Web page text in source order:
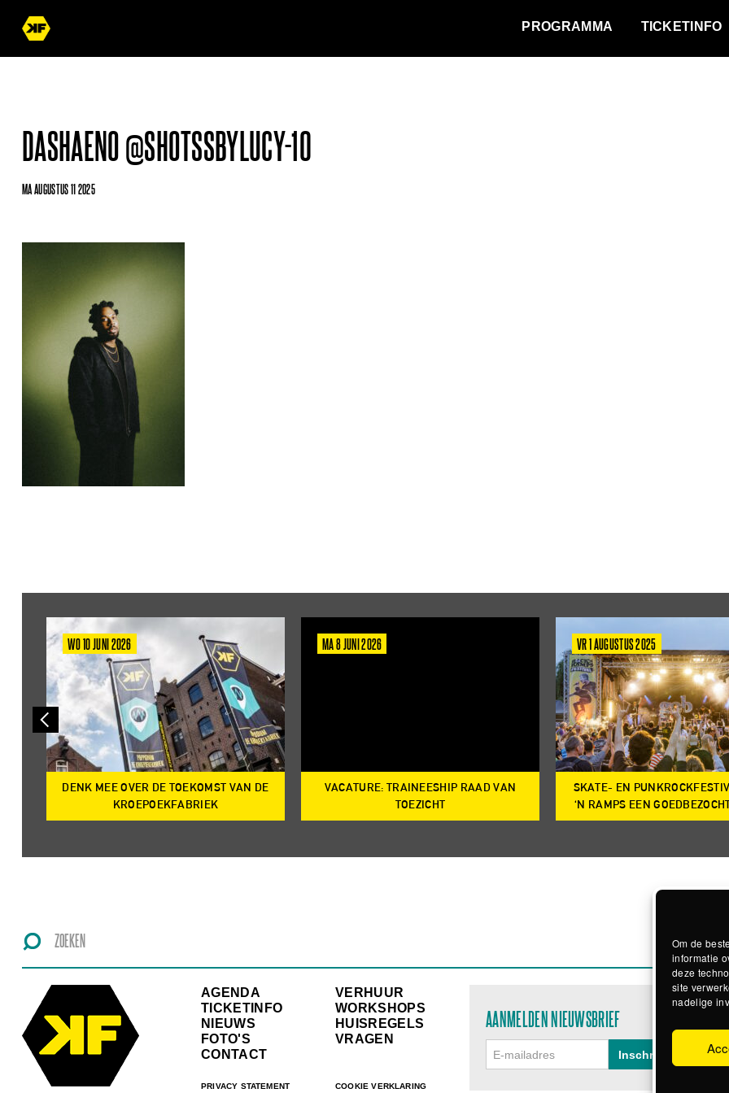
Om de
informatie
deze
site
nadelige
PROGRAMMA TICKETINFO
DASHAENO @SHOTSSBYLUCY-10
MA AUGUSTUS 11 2025
WO 10 JUNI 2026
DENK MEE OVER DE TOEKOMST VAN DE
KROEPOEKFABRIEK
MA 8 JUNI 2026
VACATURE: TRAINEESHIP RAAD VAN
TOEZICHT
VR 1 AUGUSTUS 2025
SKATE- EN
‘N RAMPS EEN
AGENDA
TICKETINFO
NIEUWS
FOTO'S
CONTACT
PRIVACY STATEMENT
VERHUUR
WORKSHOPS
HUISREGELS
VRAGEN
COOKIE VERKLARING
AANMELDEN NIEUWSBRIEF